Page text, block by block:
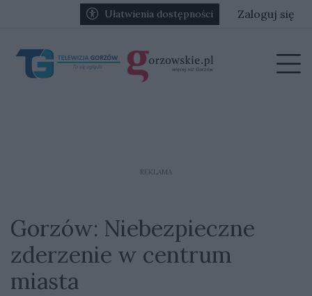
Przejdź do głównych treści
Przejdź do głównego menuUłatwienia dostępności Zaloguj się
REKLAMA
Gorzów: Niebezpieczne
zderzenie w centrum
miasta